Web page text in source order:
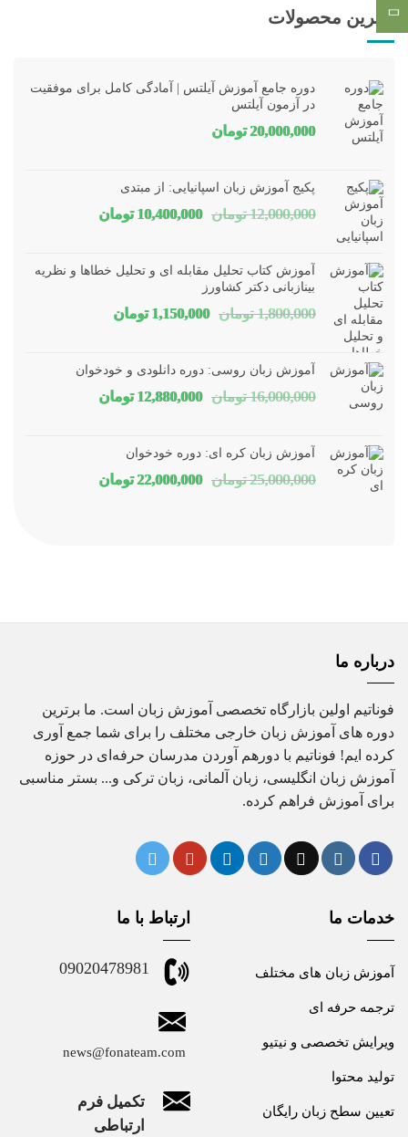
بهترین محصولات
دوره جامع آموزش آیلتس | آمادگی کامل برای موفقیت
در آزمون آیلتس
20,000,000 تومان
پکیج آموزش زبان اسپانیایی: از مبتدی
12,000,000 تومان قیمت
بود.
10,400,000 تومانقیمت
است.
آموزش کتاب تحلیل مقابله ای و تحلیل خطاها و نظریه
بینازبانی دکتر کشاورز
1,800,000 تومان قیمت
بود.
1,150,000 تومانقیمت
است.
آموزش زبان روسی: دوره دانلودی و خودخوان
16,000,000 تومان قیمت
بود.
12,880,000 تومانقیمت
آموزش زبان کره ای: دوره خودخوان
25,000,000 تومان قیمت
22,000,000 تومانقیمت
درباره ما
فوناتیم اولین بازارگاه تخصصی آموزش زبان است. ما برترین
دوره های آموزش زبان خارجی مختلف را برای شما جمع آوری
کرده ایم! فوناتیم با دورهم آوردن مدرسان حرفه‌ای در حوزه
آموزش زبان انگلیسی، زبان آلمانی، زبان ترکی و... بستر مناسبی
برای آموزش فراهم کرده.
خدمات ما
آموزش زبان های مختلف
ترجمه حرفه ای
ویرایش تخصصی و نیتیو
تولید محتوا
تعیین سطح زبان رایگان
ارتباط با ما
09020478981
news@fonateam.com
تکمیل فرم
ارتباطی